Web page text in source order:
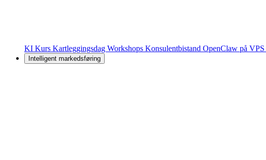
KI Kurs Kartleggingsdag Workshops Konsulentbistand OpenClaw på VPS
Intelligent markedsføring